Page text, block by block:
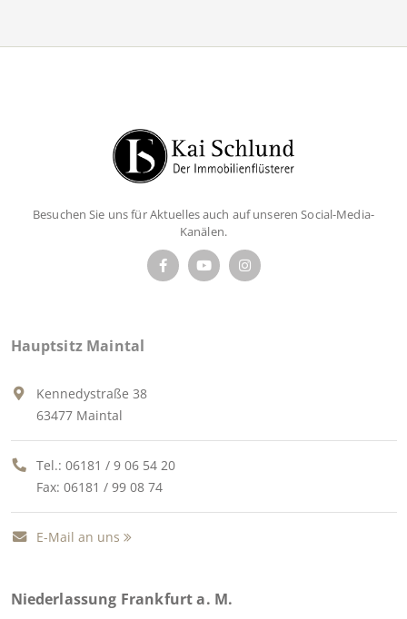
Besuchen Sie uns für Aktuelles auch auf unseren Social-Media-
Kanälen.
Hauptsitz Maintal
Kennedystraße 38
63477 Maintal
Tel.: 06181 / 9 06 54 20
Fax: 06181 / 99 08 74
E-Mail an uns
Niederlassung Frankfurt a. M.